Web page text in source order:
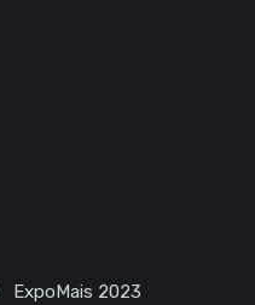
ExpoMais 2023